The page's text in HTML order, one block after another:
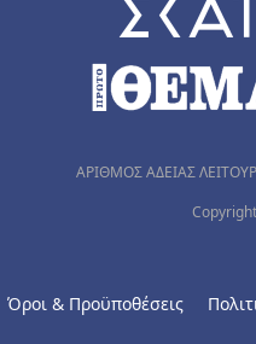
ΑΡΙΘΜΟΣ ΑΔΕΙΑΣ
Όροι & Προϋποθέσεις